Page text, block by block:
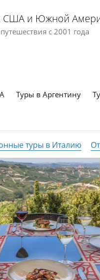
США и Южной
с 2001 года
Туры в Аргентину
туры в Италию